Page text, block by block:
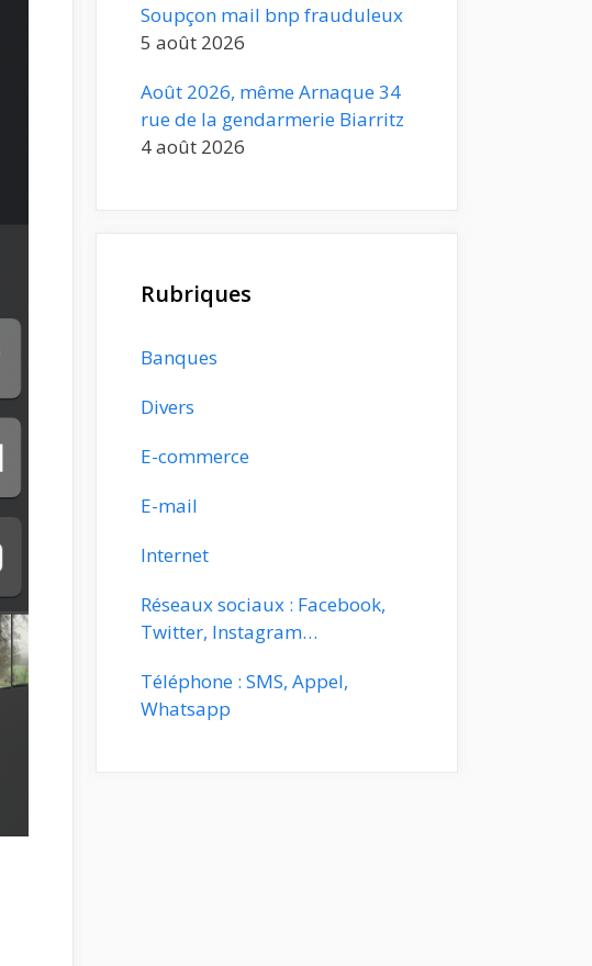
Soupçon mail bnp frauduleux
5 août 2026
Août 2026, même Arnaque 34
rue de la gendarmerie Biarritz
4 août 2026
Rubriques
Banques
Divers
E-commerce
E-mail
Internet
Réseaux sociaux : Facebook,
Twitter, Instagram…
Téléphone : SMS, Appel,
Whatsapp